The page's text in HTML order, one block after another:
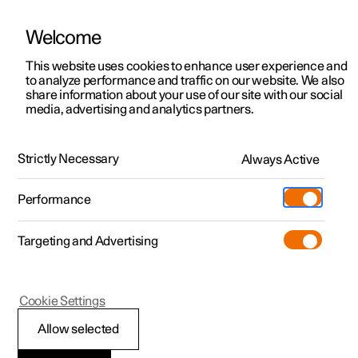
Polestar 2
Polestar 3
Polestar 4
Pre-owned
Shop
Meer
Testrit
Aanbiedingen voor
Testrit
Aanbiedingen voor
Polestar 4 coupé
Ontdek Polestar 4
Testrit
Bekijk onze stockwagens
Aanbiedingen voor
Ontdek Polestar 5
Over pre-owned
Pre-owned aanbiedingen
Aanbiedingen voor particulieren
Aanbiedingen voor
professionelen
Bekijk onze stockwagens
Configureer
Pre-owned
Testrit
Additionals
(Opent in een nieuw venster)
Experiences
Ontmoet ons
Servicepunten
Opladen
Support
HandleidingVideogalerijSoftware-updates
Zekeringen
Polestar 2
Zekering vervangen
Welcome
This website uses cookies to enhance user experience and
to analyze performance and traffic on our website. We also
share information about your use of our site with our social
media, advertising and analytics partners.
Strictly Necessary Always Active
Performance
Targeting and Advertising
Allow selected
Cookie Settings